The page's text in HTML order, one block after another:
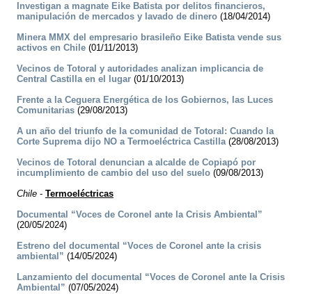
Investigan a magnate Eike Batista por delitos financieros,
manipulación de mercados y lavado de dinero (18/04/2014)
Minera MMX del empresario brasileño Eike Batista vende sus
activos en Chile (01/11/2013)
Vecinos de Totoral y autoridades analizan implicancia de
Central Castilla en el lugar (01/10/2013)
Frente a la Ceguera Energética de los Gobiernos, las Luces
Comunitarias (29/08/2013)
A un año del triunfo de la comunidad de Totoral: Cuando la
Corte Suprema dijo NO a Termoeléctrica Castilla(28/08/2013)
Vecinos de Totoral denuncian a alcalde de Copiapó por
incumplimiento de cambio del uso del suelo (09/08/2013)
Chile - Termoeléctricas
Documental “Voces de Coronel ante la Crisis Ambiental”
(20/05/2024)
Estreno del documental “Voces de Coronel ante la crisis
ambiental” (14/05/2024)
Lanzamiento del documental “Voces de Coronel ante la Crisis
Ambiental” (07/05/2024)